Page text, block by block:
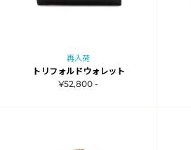
再入荷
トリフォルドウォレット
¥52,800 -